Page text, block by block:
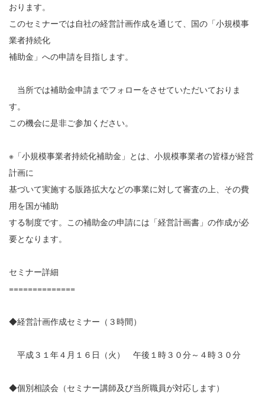
おります。
このセミナーでは自社の経営計画作成を通じて、国の「小規模事
業者持続化
補助金」への申請を目指します。
当所では補助金申請までフォローをさせていただいておりま
す。
この機会に是非ご参加ください。
※「小規模事業者持続化補助金」とは、小規模事業者の皆様が経営
計画に
基づいて実施する販路拡大などの事業に対して審査の上、その費
用を国が補助
する制度です。この補助金の申請には「経営計画書」の作成が必
要となります。
セミナー詳細
==============
◆経営計画作成セミナー（３時間）
平成３１年４月１６日（火） 午後１時３０分～４時３０分
◆個別相談会（セミナー講師及び当所職員が対応します）